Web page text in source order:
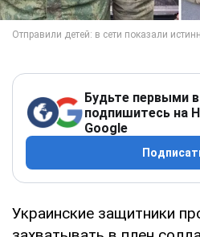
Будьте первыми
подпишитесь на
Google
Украинские защитники